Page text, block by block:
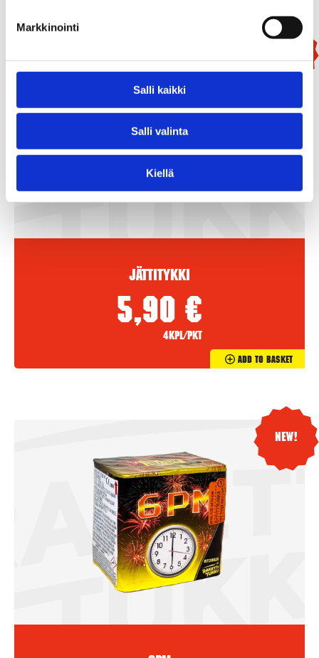
Markkinointi
Salli kaikki
Salli valinta
Kiellä
Jättitykki
5,90 €
4kpl/pkt
Add To Basket
New!